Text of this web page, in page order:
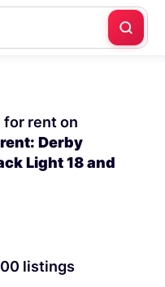
for rent on
Derby
Light 18 and
listings